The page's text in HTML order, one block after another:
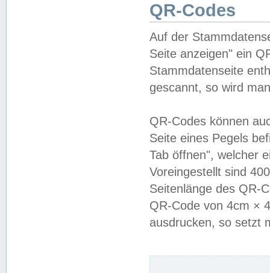
QR-Codes
Auf der
Seite anzeigen" ein
Stammdatenseite
gescannt, so wird
QR-Codes können
Seite eines Pegels
Tab öffnen", welcher
Voreingestellt sind
Seitenlänge des QR-
QR-Code von 4cm ×
ausdrucken, so setzt